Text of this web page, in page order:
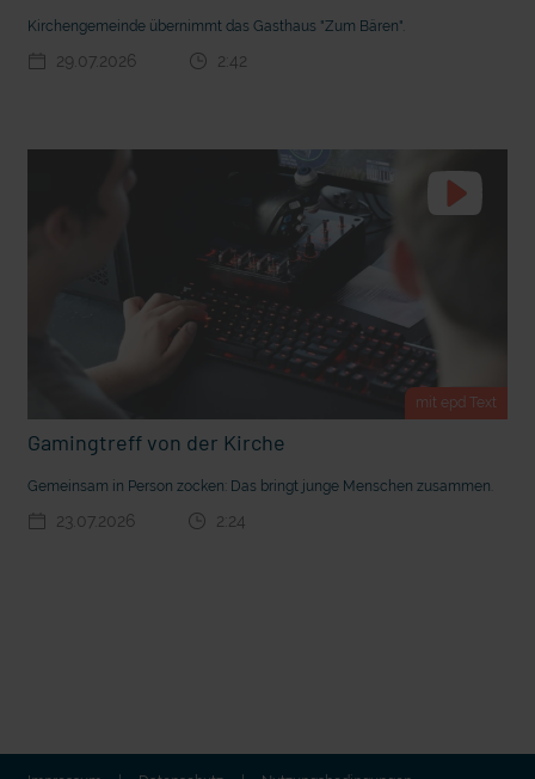
Kirchengemeinde übernimmt das Gasthaus "Zum Bären".
29.07.2026 2:42
mit epd Text
Gamingtreff von der Kirche
Gemeinsam in Person zocken: Das bringt junge Menschen zusammen.
23.07.2026 2:24